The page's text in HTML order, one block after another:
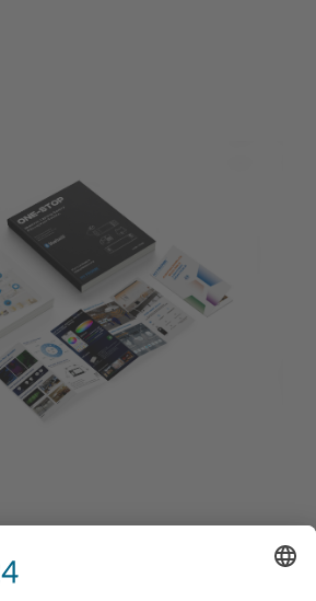
PRODUCTS